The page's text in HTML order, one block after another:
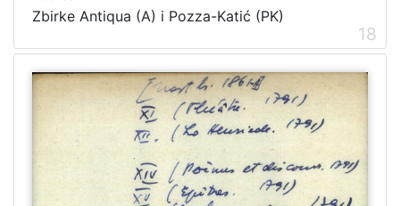
Zbirke Antiqua (A) i Pozza-Katić (PK)
18